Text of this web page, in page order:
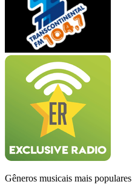
Gêneros musicais mais populares